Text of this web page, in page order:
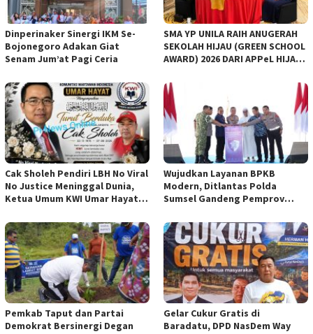
Dinperinaker Sinergi IKM Se-
Bojonegoro Adakan Giat
Senam Jum’at Pagi Ceria
SMA YP UNILA RAIH ANUGERAH
SEKOLAH HIJAU (GREEN SCHOOL
AWARD) 2026 DARI APPeL HIJAU
Cak Sholeh Pendiri LBH No Viral
No Justice Meninggal Dunia,
Ketua Umum KWI Umar Hayat
Wujudkan Layanan BPKB
Modern, Ditlantas Polda
Sumsel Gandeng Pemprov
Pemkab Taput dan Partai
Demokrat Bersinergi Degan
Gelar Cukur Gratis di
Baradatu, DPD NasDem Way